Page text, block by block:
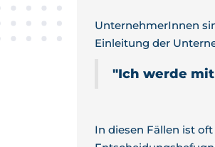
UnternehmerInnen
Einleitung der
"Ich werde
In diesen Fällen ist